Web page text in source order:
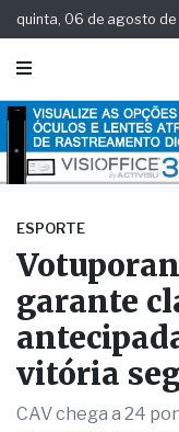
quinta, 06 de agosto
ESPORTE
garante
vitória